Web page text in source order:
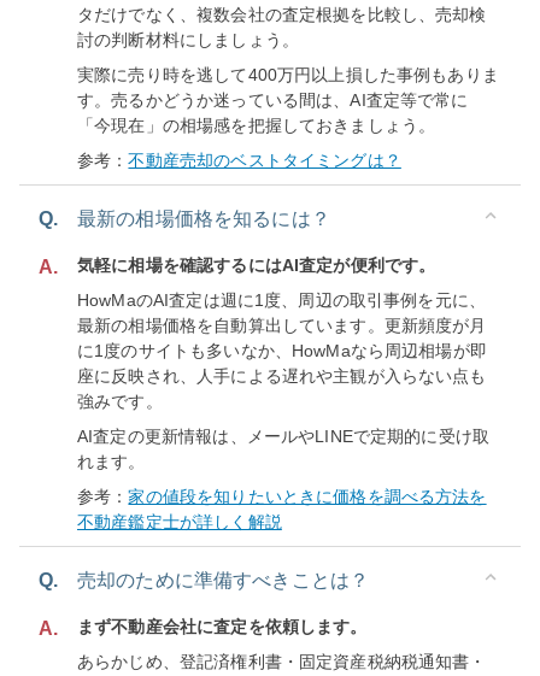
タだけでなく、複数会社の査定根拠を比較し、売却検
討の判断材料にしましょう。
実際に売り時を逃して400万円以上損した事例もありま
す。売るかどうか迷っている間は、AI査定等で常に
「今現在」の相場感を把握しておきましょう。
参考：不動産売却のベストタイミングは？
Q. 最新の相場価格を知るには？
A.
気軽に相場を確認するにはAI査定が便利です。
HowMaのAI査定は週に1度、周辺の取引事例を元に、
最新の相場価格を自動算出しています。更新頻度が月
に1度のサイトも多いなか、HowMaなら周辺相場が即
座に反映され、人手による遅れや主観が入らない点も
強みです。
AI査定の更新情報は、メールやLINEで定期的に受け取
れます。
参考：家の値段を知りたいときに価格を調べる方法を
不動産鑑定士が詳しく解説
Q. 売却のために準備すべきことは？
A.
まず不動産会社に査定を依頼します。
あらかじめ、登記済権利書・固定資産税納税通知書・